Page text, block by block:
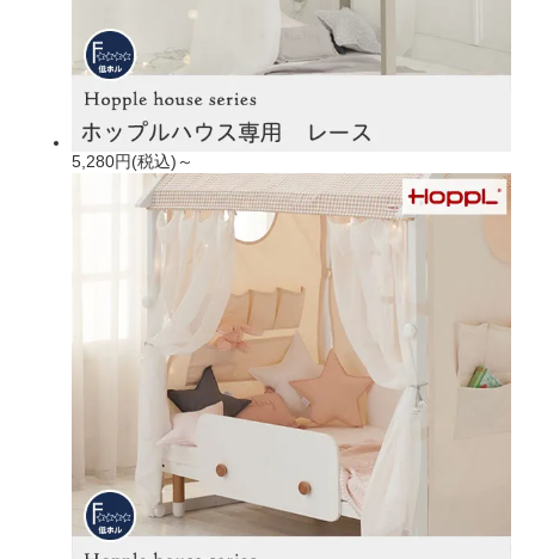
5,280円(税込)～